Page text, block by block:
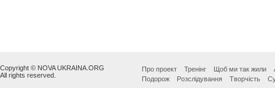
Copyright © NOVA UKRAINA.ORG
All rights reserved.
Про проект Тренінг Щоб ми так жили
Подорож
Розслідування Творчість